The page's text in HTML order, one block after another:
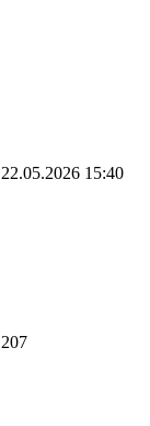
22.05.2026 15:40
207